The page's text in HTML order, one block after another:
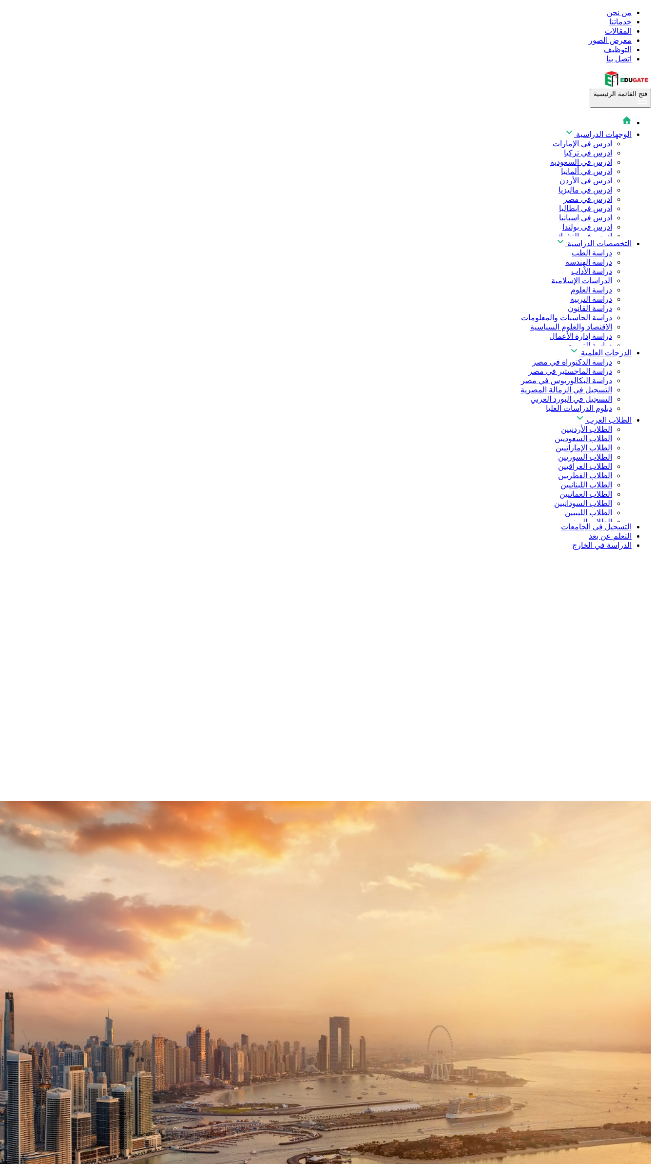
من نحن
خدماتنا
المقالات
معرض الصور
التوظيف
اتصل بنا
فتح القائمة الرئيسية
الوجهات الدراسية
ادرس في الإمارات
ادرس في تركيا
ادرس في السعودية
ادرس في ألمانيا
ادرس في الأردن
ادرس في ماليزيا
ادرس في مصر
ادرس في ايطاليا
ادرس في اسبانيا
ادرس فى بولندا
ادرس فى التشيك
ادرس في المجر
ادرس في الصين
التخصصات الدراسية
دراسة الطب
دراسة الهندسة
دراسة الآداب
الدراسات الإسلامية
دراسة العلوم
دراسة التربية
دراسة القانون
دراسة الحاسبات والمعلومات
الاقتصاد والعلوم السياسية
دراسة إدارة الأعمال
دراسة التمريض
دراسة طب الأسنان
دراسة الصيدلة
دراسة العلوم الصحية
دراسة العلاج الطبيعي
دراسة الذكاء الاصطناعي
دراسة الأمن السيبراني
الدرجات العلمية
دراسة الدكتوراة في مصر
دراسة الماجستير في مصر
دراسة البكالوريوس في مصر
التسجيل في الزمالة المصرية
التسجيل في البورد العربي
دبلوم الدراسات العليا
الطلاب العرب
الطلاب الأردنيين
الطلاب السعوديين
الطلاب الإماراتيين
الطلاب السوريين
الطلاب العراقيين
الطلاب القطريين
الطلاب اللبنانيين
الطلاب العمانيين
الطلاب السودانيين
الطلاب الليبيين
الطلاب اليمنيين
التسجيل في الجامعات
التعلم عن بعد
الدراسة في الخارج